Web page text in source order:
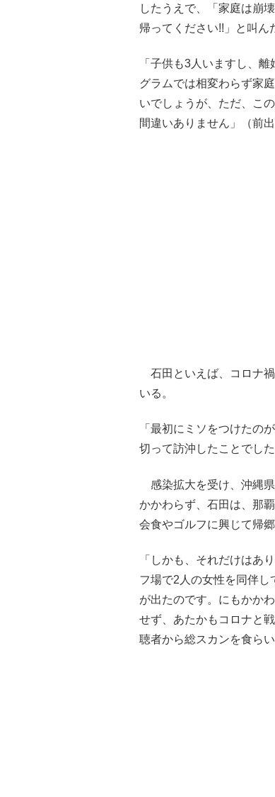
したうえで、「家庭は崩
帰ってください!!」と叫ん
「子供も3人いますし、
グラムでは相変わらず家
いでしょうが、ただ、こ
間違いありません」（前
石田といえば、コロナ
いる。
「最初にミソをつけたの
切って訪沖したことでし
感染拡大を受け、沖縄県
かかわらず、石田は、那
会食やゴルフに興じて帰
「しかも、それだけはあ
フ場で2人の女性を同伴
が出たのです。にもかか
せず、あたかもコロナと
聴者から総スカンを食ら